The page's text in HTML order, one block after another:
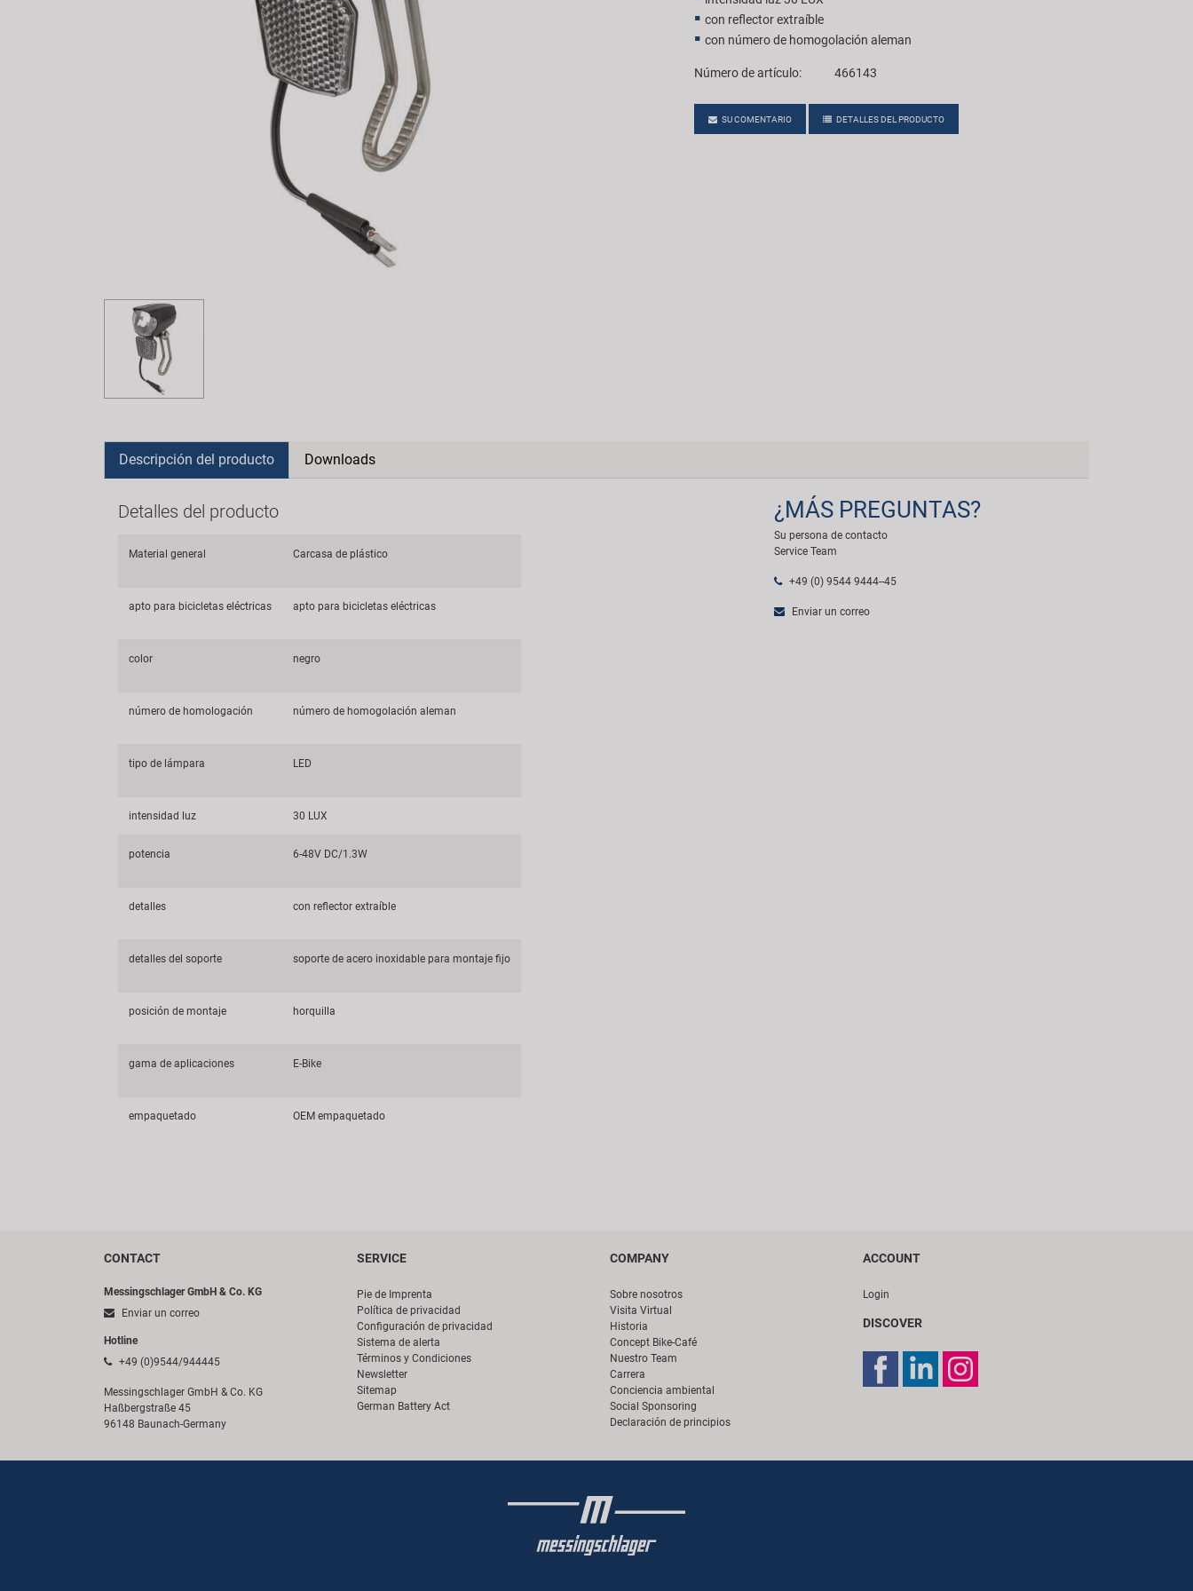
con reflector extraíble
con número de homogolación aleman
Número de artículo: 466143
SU COMENTARIO DETALLES DEL PRODUCTO
Descripción del producto Downloads
Detalles del producto
Material general Carcasa de plástico
apto para bicicletas eléctricas apto para bicicletas eléctricas
color negro
número de homologación número de homogolación aleman
tipo de lámpara LED
intensidad luz 30 LUX
potencia 6-48V DC/1.3W
detalles con reflector extraíble
detalles del soporte soporte de acero inoxidable para montaje fijo
posición de montaje horquilla
gama de aplicaciones E-Bike
empaquetado OEM empaquetado
¿MÁS PREGUNTAS?
Su persona de contacto
Service Team
+49 (0) 9544 9444--45
Enviar un correo
CONTACT
Messingschlager GmbH & Co. KG
Enviar un correo
Hotline
+49 (0)9544/944445
Messingschlager GmbH & Co. KG
Haßbergstraße 45
96148 Baunach-Germany
SERVICE
Pie de Imprenta
Política de privacidad
Configuración de privacidad
Sistema de alerta
Términos y Condiciones
Newsletter
Sitemap
German Battery Act
COMPANY
Sobre nosotros
Visita Virtual
Historia
Concept Bike-Café
Nuestro Team
Carrera
Conciencia ambiental
Social Sponsoring
Declaración de principios
ACCOUNT
Login
DISCOVER